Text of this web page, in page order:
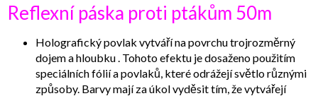
Reflexní páska proti ptákům 50m
Holografický povlak vytváří na povrchu trojrozměrný
dojem a hloubku . Tohoto efektu je dosaženo použitím
speciálních fólií a povlaků, které odrážejí světlo různými
způsoby. Barvy mají za úkol vyděsit tím, že vytvářejí